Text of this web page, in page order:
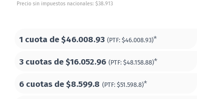
Precio sin impuestos nacionales: $38.913
1 cuota de$46.008.93 (PTF: $46.008.93)*
3 cuotas de$16.052.96 (PTF: $48.158.88)*
6 cuotas de$8.599.8 (PTF: $51.598.8)*